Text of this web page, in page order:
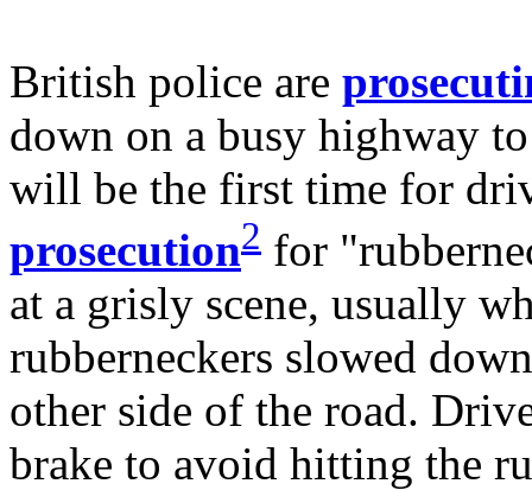
British police are
down on a busy highway
will be the first time for
prosecution2 for
at a grisly scene, usually
rubberneckers slowed
other side of the road.
brake to avoid hitting the